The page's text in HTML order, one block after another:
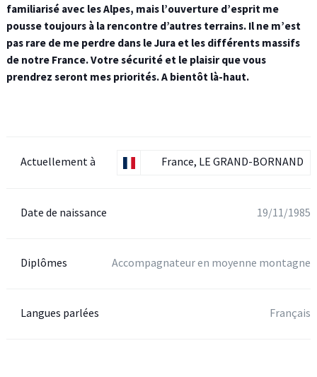
familiarisé avec les Alpes, mais l’ouverture d’esprit me
pousse toujours à la rencontre d’autres terrains. Il ne m’est
pas rare de me perdre dans le Jura et les différents massifs
de notre France. Votre sécurité et le plaisir que vous
prendrez seront mes priorités. A bientôt là-haut.
Actuellement à France, LE GRAND-BORNAND
Date de naissance 19/11/1985
Diplômes Accompagnateur en moyenne montagne
Langues parlées Français